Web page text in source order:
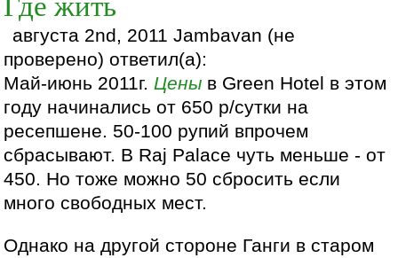
августа 2nd, 2011 Jambavan (не
проверено) ответил(а):
Май-июнь 2011г.Цены в Green Hotel в этом
году начинались от 650 р/сутки на
ресепшене. 50-100 рупий впрочем
сбрасывают. В Raj Palace чуть меньше - от
450. Но тоже можно 50 сбросить если
много свободных мест.
Однако на другой стороне Ганги в старом